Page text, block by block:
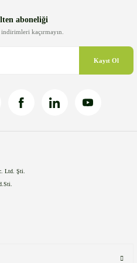
aboneliği
kaçırmayın.
Kayıt Ol
Ltd. Şti.